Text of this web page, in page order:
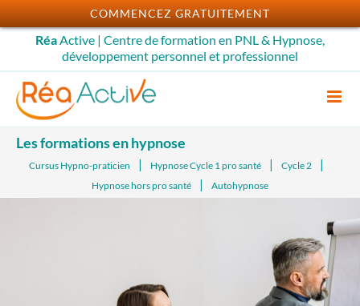
Passer
au
contenu
RéaActive | Centre de formation en PNL & Hypnose,
développement personnel et professionnel
Les formations en hypnose
Cursus Hypno-praticien Hypnose Cycle 1 pro santé
Cycle 2
Hypnose hors pro santé
Autohypnose
COMMENCEZ GRATUITEMENT